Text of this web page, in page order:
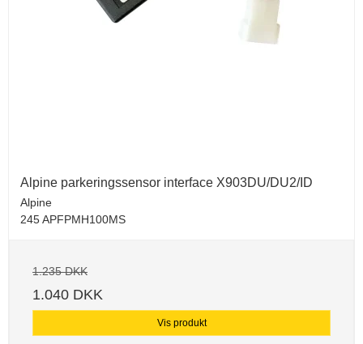
Alpine parkeringssensor interface X903DU/DU2/ID
Alpine
245 APFPMH100MS
1.235 DKK
1.040 DKK
Vis produkt